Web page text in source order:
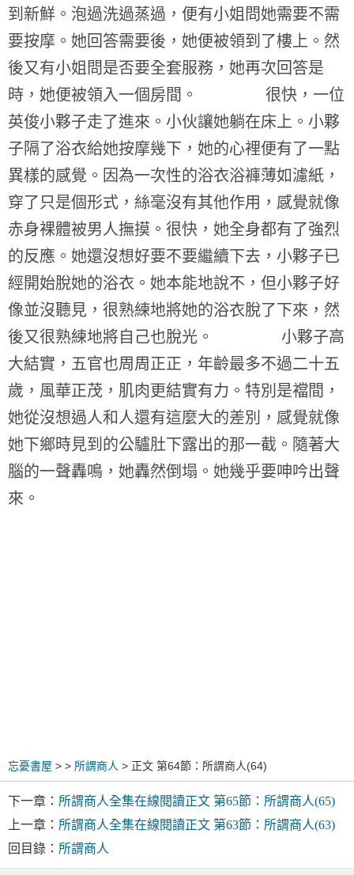
到新鮮。泡過洗過蒸過，便有小姐問她需要不需
要按摩。她回答需要後，她便被領到了樓上。然
後又有小姐問是否要全套服務，她再次回答是
時，她便被領入一個房間。 很快，一位
英俊小夥子走了進來。小伙讓她躺在床上。小夥
子隔了浴衣給她按摩幾下，她的心裡便有了一點
異樣的感覺。因為一次性的浴衣浴褲薄如濾紙，
穿了只是個形式，絲毫沒有其他作用，感覺就像
赤身裸體被男人撫摸。很快，她全身都有了強烈
的反應。她還沒想好要不要繼續下去，小夥子已
經開始脫她的浴衣。她本能地說不，但小夥子好
像並沒聽見，很熟練地將她的浴衣脫了下來，然
後又很熟練地將自己也脫光。 小夥子高
大結實，五官也周周正正，年齡最多不過二十五
歲，風華正茂，肌肉更結實有力。特別是襠間，
她從沒想過人和人還有這麼大的差別，感覺就像
她下鄉時見到的公驢肚下露出的那一截。隨著大
腦的一聲轟鳴，她轟然倒塌。她幾乎要呻吟出聲
來。
忘憂書屋 > > 所謂商人 > 正文 第64節：所謂商人(64)
下一章： 所謂商人全集在線閱讀正文 第65節：所謂商人(65)
上一章： 所謂商人全集在線閱讀正文 第63節：所謂商人(63)
回目錄： 所謂商人